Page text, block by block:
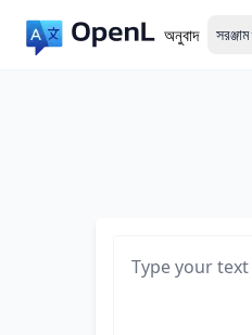
অনুবাদ সরঞ্জাম